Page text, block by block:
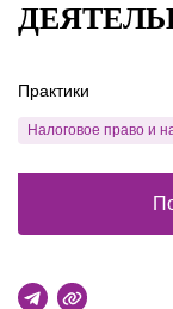
Практики
Налоговое право и